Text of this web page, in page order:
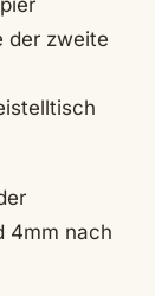
der zweite
4mm nach